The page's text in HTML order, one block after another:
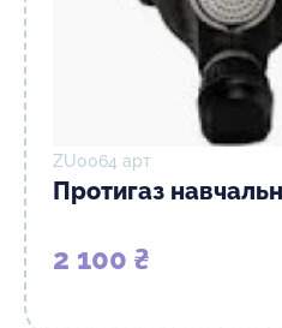
ZU0064 арт
Протигаз
2 100 ₴